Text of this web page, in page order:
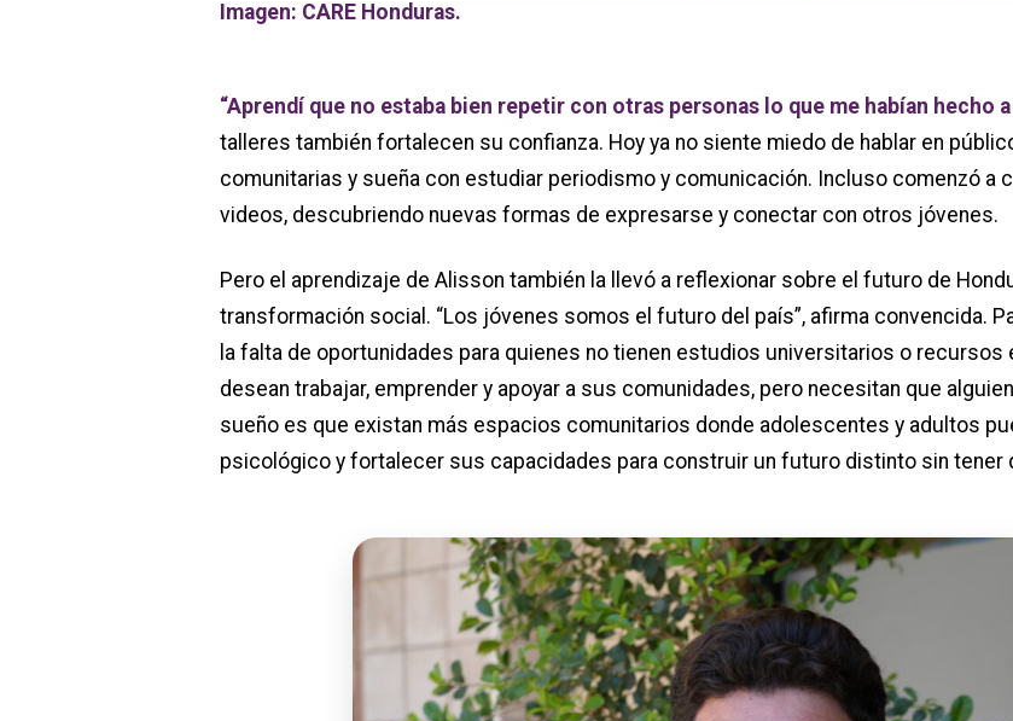
Imagen: CARE Honduras.
“Aprendí que no estaba bien repetir con otras personas lo que me habían hecho a
talleres también fortalecen su confianza. Hoy ya no siente miedo de hablar en
comunitarias y sueña con estudiar periodismo y comunicación. Incluso comenzó a
videos, descubriendo nuevas formas de expresarse y conectar con otros jóvenes.
Pero el aprendizaje de Alisson también la llevó a reflexionar sobre el futuro de
transformación social. “Los jóvenes somos el futuro del país”, afirma convencida.
la falta de oportunidades para quienes no tienen estudios universitarios o
desean trabajar, emprender y apoyar a sus comunidades, pero necesitan que
sueño es que existan más espacios comunitarios donde adolescentes y adultos
psicológico y fortalecer sus capacidades para construir un futuro distinto sin tener